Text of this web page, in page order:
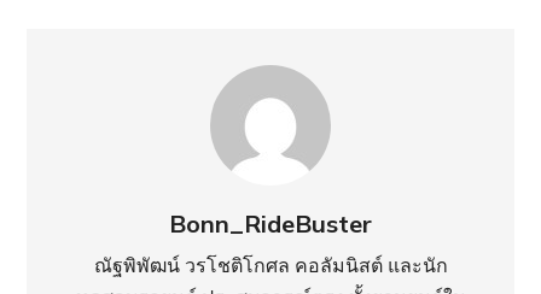
Bonn_RideBuster
ณัฐพิพัฒน์ วรโชติโกศล คอลัมนิสต์ และนัก